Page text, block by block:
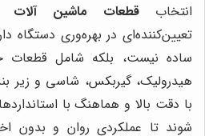
انتخاب قطعات ماشین آلات
تعیین‌کننده‌ای در بهره‌وری دستگاه
ساده نیست، بلکه شامل قطعات
هیدرولیک، گیربکس، شاسی و زیر
با دقت بالا و هماهنگ با
شوند تا عملکردی روان و بدون